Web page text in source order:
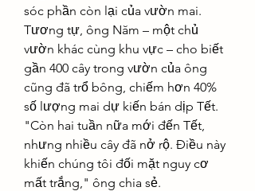
sóc phần còn lại của vườn mai.
Tương tự, ông Năm – một chủ
vườn khác cùng khu vực – cho biết
gần 400 cây trong vườn của ông
cũng đã trổ bông, chiếm hơn 40%
số lượng mai dự kiến bán dịp Tết.
"Còn hai tuần nữa mới đến Tết,
nhưng nhiều cây đã nở rộ. Điều này
khiến chúng tôi đối mặt nguy cơ
mất trắng," ông chia sẻ.